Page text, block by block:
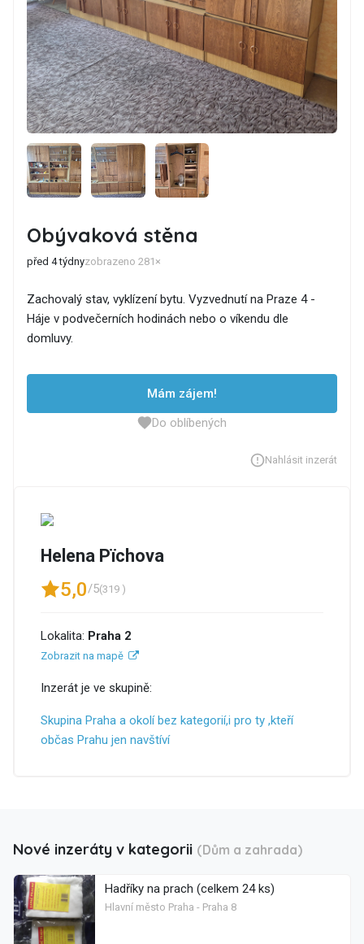
Obývaková stěna
před 4 týdnyzobrazeno 281×
Zachovalý stav, vyklízení bytu. Vyzvednutí na Praze 4 -
Háje v podvečerních hodinách nebo o víkendu dle
domluvy.
Mám zájem!
Do oblíbených
Nahlásit inzerát
Helena Pïchova
5,0/5(319 )
Lokalita: Praha 2
Zobrazit na mapě
Inzerát je ve skupině:
Skupina Praha a okolí bez kategorií,i pro ty ,kteří
občas Prahu jen navštíví
Nové inzeráty v kategorii (Dům a zahrada)
Hadříky na prach (celkem 24 ks)
Hlavní město Praha - Praha 8